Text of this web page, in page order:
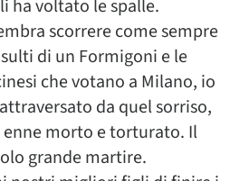
ha voltato le spalle.
scorrere come sempre
di un Formigoni e le
che votano a Milano, io
da quel sorriso,
enne morto e torturato. Il
grande martire.